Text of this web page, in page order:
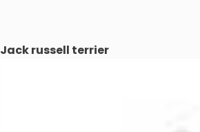
Jack russell terrier